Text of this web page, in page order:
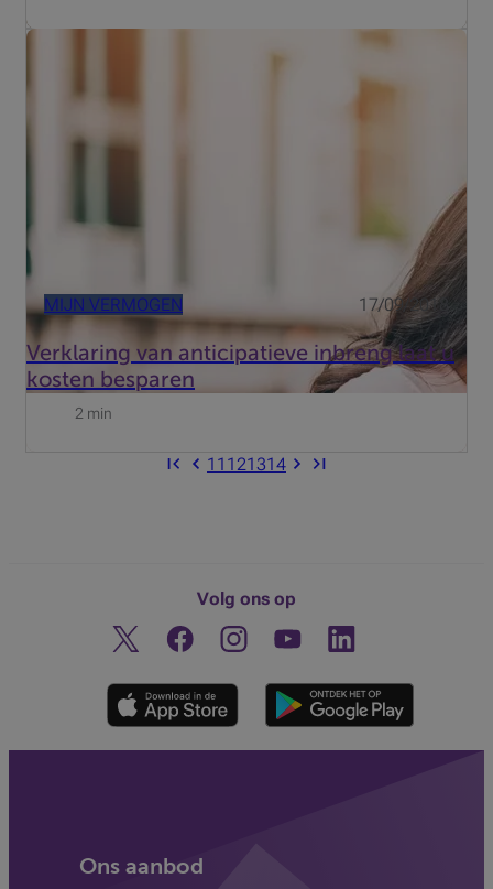
MIJN VERMOGEN 17/09/2018
Verklaring van anticipatieve inbreng laat u
kosten besparen
Aanstaande koppels zijn juridisch nog altijd vreemden
doen, net zoals twee vrienden of twee zakenpartners dat
2 min
11 121314
Volg ons op
Twitter FacebookInstagramOntdek ons YouTube-kanaal
Linkedin
Ons aanbod